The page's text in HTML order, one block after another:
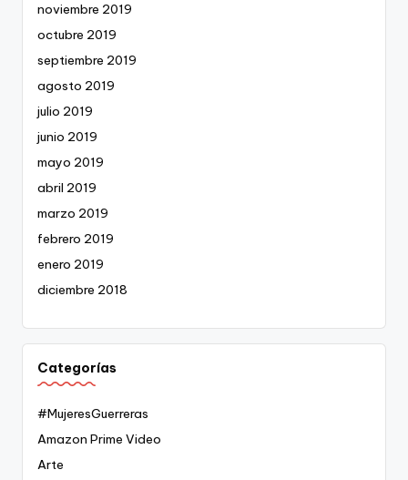
noviembre 2019
octubre 2019
septiembre 2019
agosto 2019
julio 2019
junio 2019
mayo 2019
abril 2019
marzo 2019
febrero 2019
enero 2019
diciembre 2018
Categorías
#MujeresGuerreras
Amazon Prime Video
Arte